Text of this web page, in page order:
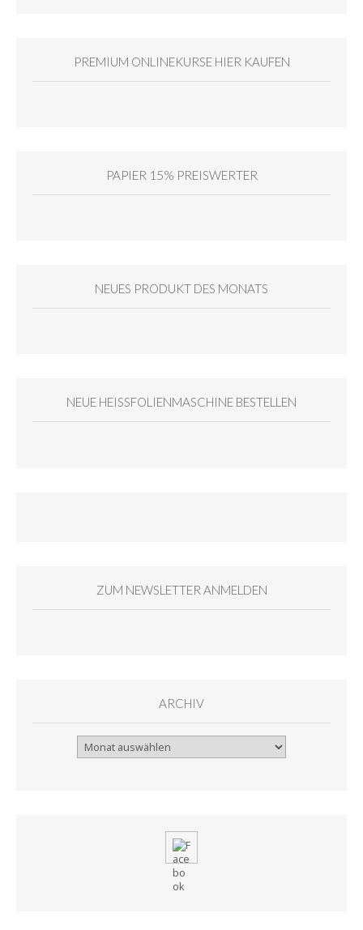
PREMIUM ONLINEKURSE HIER KAUFEN
PAPIER 15% PREISWERTER
NEUES PRODUKT DES MONATS
NEUE HEISSFOLIENMASCHINE BESTELLEN
ZUM NEWSLETTER ANMELDEN
ARCHIV
Archiv